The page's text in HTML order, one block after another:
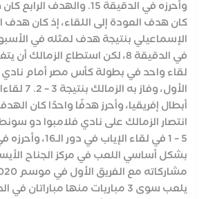
وأحرزه في الدقيقة 15. والهدف
كان هدف العودة إلى اللقاء، إذ كان هدف
الإسماعيلي بنتيجة هدف لمثله في
لقاء واحد في بطولة كأس مصر أمام نادي
الأول،
أبطال إفريقيا، وأحرز هدفًا واحدًا كان
انتصار الزمالك على نادي فلامبوا دو
بشكل أساسي اللعب في مركز الجناح
يلعب سوى 3 مباريات منها مباراتان